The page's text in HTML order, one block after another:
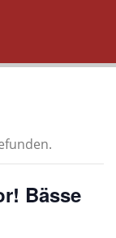
Bässe